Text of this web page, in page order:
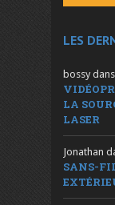
LES
bossy dans
LA
LASER
Jonathan
SANS-